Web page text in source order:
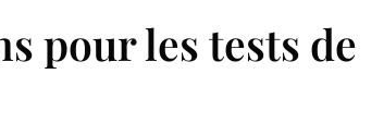
pour les tests de